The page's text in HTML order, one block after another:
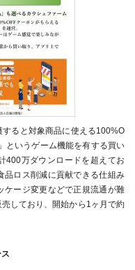
すると対象商品に使える100%O
というゲーム機能を有する買い
400万ダウンロードを超えてお
品ロス削減に貢献できる仕組み
ケージ変更などで正規流通が難
しており、開始から1ヶ月で約